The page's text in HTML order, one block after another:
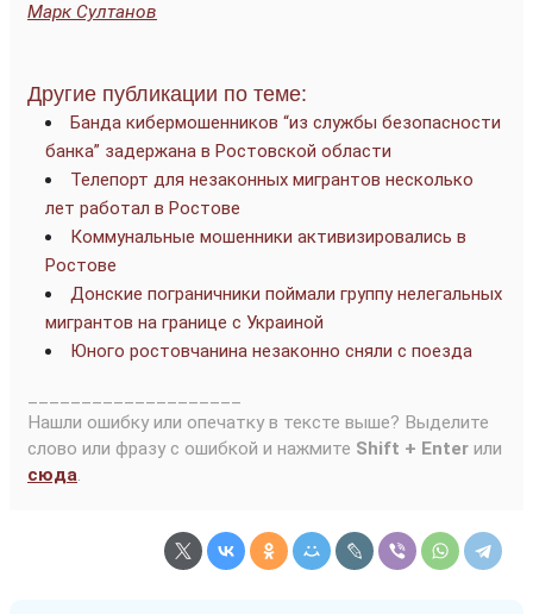
Марк Султанов
Другие публикации по теме:
Банда кибермошенников “из службы безопасности
банка” задержана в Ростовской области
Телепорт для незаконных мигрантов несколько
лет работал в Ростове
Коммунальные мошенники активизировались в
Ростове
Донские пограничники поймали группу нелегальных
мигрантов на границе с Украиной
Юного ростовчанина незаконно сняли с поезда
Нашли ошибку или опечатку в тексте выше? Выделите
слово или фразу с ошибкой и нажмите Shift + Enter или
сюда.